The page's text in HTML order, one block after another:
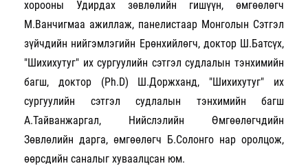
хорооны Удирдах зөвлөлийн гишүүн, өмгөөлөгч
М.Ванчигмаа ажиллаж, панелистаар Монголын Сэтгэл
зүйчдийн нийгэмлэгийн Ерөнхийлөгч, доктор Ш.Батсүх,
"Шихихутуг" их сургуулийн сэтгэл судлалын тэнхимийн
багш, доктор (Ph.D) Ш.Доржханд, "Шихихутуг" их
сургуулийн сэтгэл судлалын тэнхимийн багш
А.Тайванжаргал, Нийслэлийн Өмгөөлөгчдийн
Зөвлөлийн дарга, өмгөөлөгч Б.Солонго нар оролцож,
өөрсдийн саналыг хуваалцсан юм.